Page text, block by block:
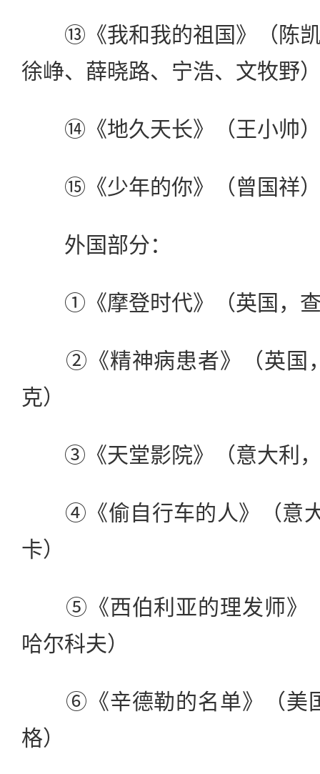
⑬《我和我的祖国》（陈凯
徐峥、薛晓路、宁浩、文牧野
⑭《地久天长》（王小帅
⑮《少年的你》（曾国祥
外国部分：
①《摩登时代》（英国，查
②《精神病患者》（英国，
克）
③《天堂影院》（意大利，
④《偷自行车的人》（意大
卡）
⑤《西伯利亚的理发师》（
哈尔科夫）
⑥《辛德勒的名单》（美国
格）